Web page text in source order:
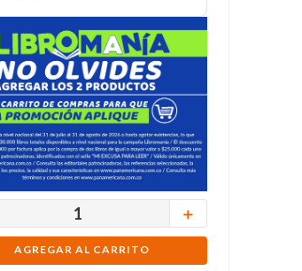
＋
AGREGAR AL CARRITO